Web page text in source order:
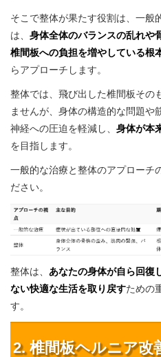
そこで整体が果たす役割は、一般
は、 身体全体のバランスの乱れや
椎間板への負担を増やしている根
らアプローチします。
整体では、飛び出した椎間板その
ませんが、身体の構造的な問題や
神経への圧迫を軽減し、 身体が本
を目指します。
一般的な治療と整体のアプローチ
ださい。
整体は、 あなたの身体が自ら回復
ない快適な生活を取り戻すための
す。
2. 椎間板ヘルニア改